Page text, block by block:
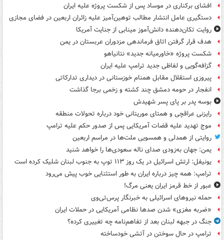
افشای برکناری در موساد پس از شکست پروژه علیه ایران
دستگیری عامل انتشار مطالب توهین‌آمیز علیه زائران اربعین در فضای مجازی
روایت تکان‌دهنده دانش‌آموز مینابی از جنایت آمریکا
هدف قرار گرفتن اتاق‌ فرماندهی مزدوران عربستان در یمن
شکست پروژه «خاورمیانه جدید» نتانیاهو
گزافه‌گویی و لفاظی جدید ترامپ علیه ایران
پیروزی استقلال مقابل همنام خوزستانی در دیداری تدارکاتی
انفجار در حومه دمشق چند کشته و زخمی برجا گذاشت
بوسه‌ پدر بر پای پسر شهیدش
رایزنی عراقچی و همتای موریتانی خود درباره تحولات منطقه
موج تهدید علیه قضات آمریکایی پس از صدور حکم علیه ترامپ
روایتی از همدلی و همسویی ملت‌ها در مراسم اربعین
یمن: جهان به‌زودی صدای ناله سعودی‌ها را خواهد شنید
یونیفل: ارتش اسرائیل در یک روز ۱۱۳ توپ به جنوب لبنان شلیک کرده است
ترامپ: همه چیز درباره ایران به طور استثنایی خوب پیش می‌رود
عبور از خط قرمز ایران یعنی مرگ!
حمله نیروهای اسرائیلی به خبرنگار پرس‌تی‌وی
«ضربه مغزی» شدن صدها نظامی آمریکایی در حملات ایران
جنگ در جبهه لبنان بعد از تفاهم‌نامه چه تغییری کرده؟
ترامپ در حال سوختن در آتشی خودساخته